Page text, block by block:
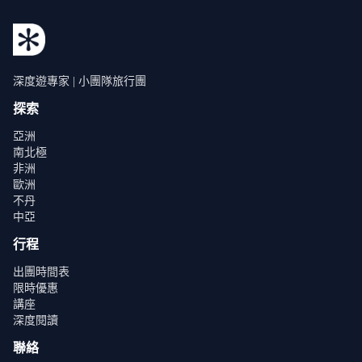
深度遊專家 | 小團隊旅行團
探索
亞洲
南北極
非洲
歐洲
不丹
中亞
行程
出團時間表
限時優惠
講座
深度閱讀
聯絡